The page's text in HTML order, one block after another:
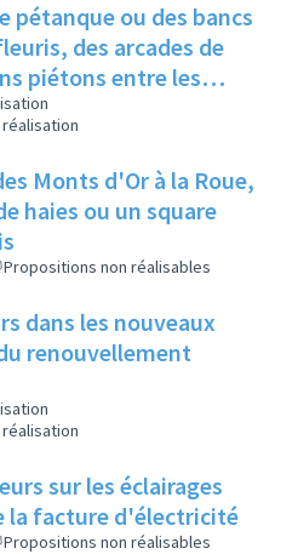
pétanque ou des bancs
des arcades de
piétons entre les
Monts d'Or à la Roue,
haies ou un square
Propositions non réalisables
renouvellement
sur les éclairages
la facture d'électricité
Propositions non réalisables